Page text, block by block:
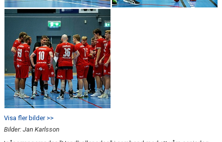
Visa fler bilder >>
Bilder: Jan Karlsson